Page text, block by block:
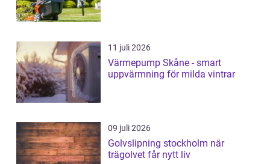
11 juli 2026
Värmepump Skåne - smart
uppvärmning för milda vintrar
09 juli 2026
Golvslipning stockholm när
trägolvet får nytt liv